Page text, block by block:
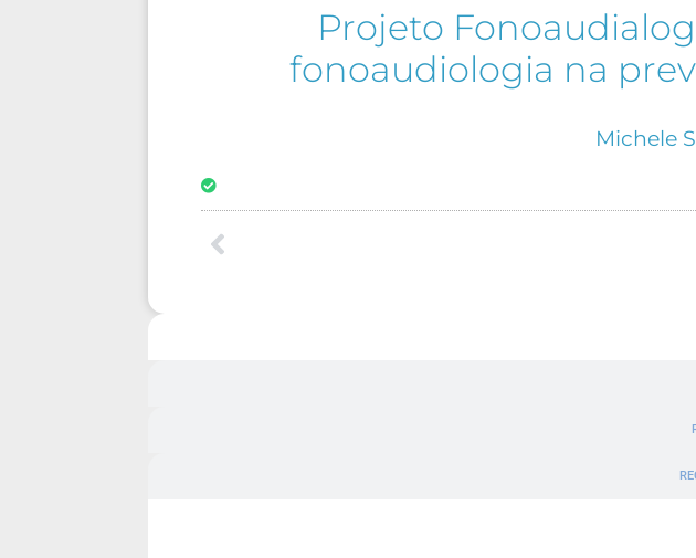
Projeto
fonoaudiologia na
Michele